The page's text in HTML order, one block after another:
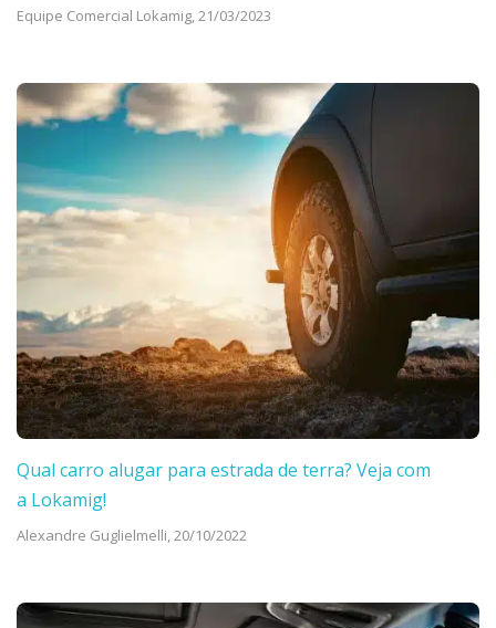
Equipe Comercial Lokamig,21/03/2023
Qual carro alugar para estrada de terra? Veja com
a Lokamig!
Alexandre Guglielmelli,20/10/2022